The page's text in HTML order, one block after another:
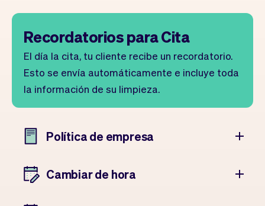
Recordatorios para Cita
El día la cita, tu cliente recibe un recordatorio.
Esto se envía automáticamente e incluye toda
la información de su limpieza.
Política de empresa
Cambiar de hora